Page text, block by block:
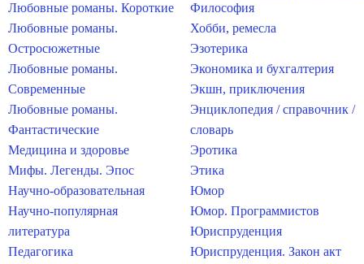
Любовные романы. Короткие
Любовные романы.
Остросюжетные
Любовные романы.
Современные
Любовные романы.
Фантастические
Медицина и здоровье
Мифы. Легенды. Эпос
Научно-образовательная
Научно-популярная
литература
Педагогика
Философия
Хобби, ремесла
Эзотерика
Экономика и бухгалтерия
Экшн, приключения
Энциклопедия / справочник /
словарь
Эротика
Этика
Юмор
Юмор. Программистов
Юриспруденция
Юриспруденция. Закон акт